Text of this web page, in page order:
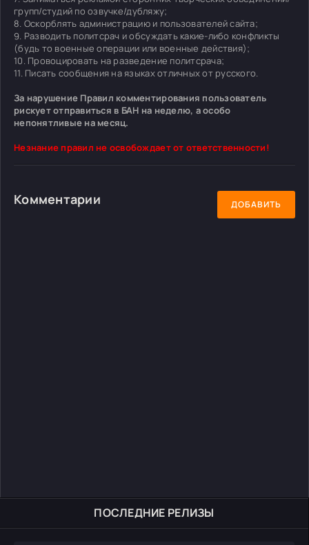
ПОСЛЕДНИЕ РЕЛИЗЫ
групп/студий по озвучке/дубляжу;
8. Оскорблять администрацию и пользователей сайта;
9. Разводить политсрач и обсуждать какие-либо конфликты
(будь то военные операции или военные действия);
10. Провоцировать на разведение политсрача;
11. Писать сообщения на языках отличных от русского.
За нарушение Правил комментирования пользователь
рискует отправиться в БАН на неделю, а особо
непонятливые на месяц.
Незнание правил не освобождает от ответственности!
Комментарии ДОБАВИТЬ